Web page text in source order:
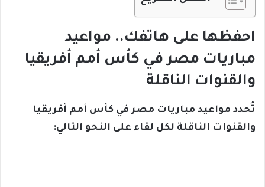
احفظها على هاتفك.. مواعيد
مباريات مصر في كأس أمم أفريقيا
والقنوات الناقلة
تُحدد مواعيد مباريات مصر في كأس أمم أفريقيا
والقنوات الناقلة لكل لقاء على النحو التالي: